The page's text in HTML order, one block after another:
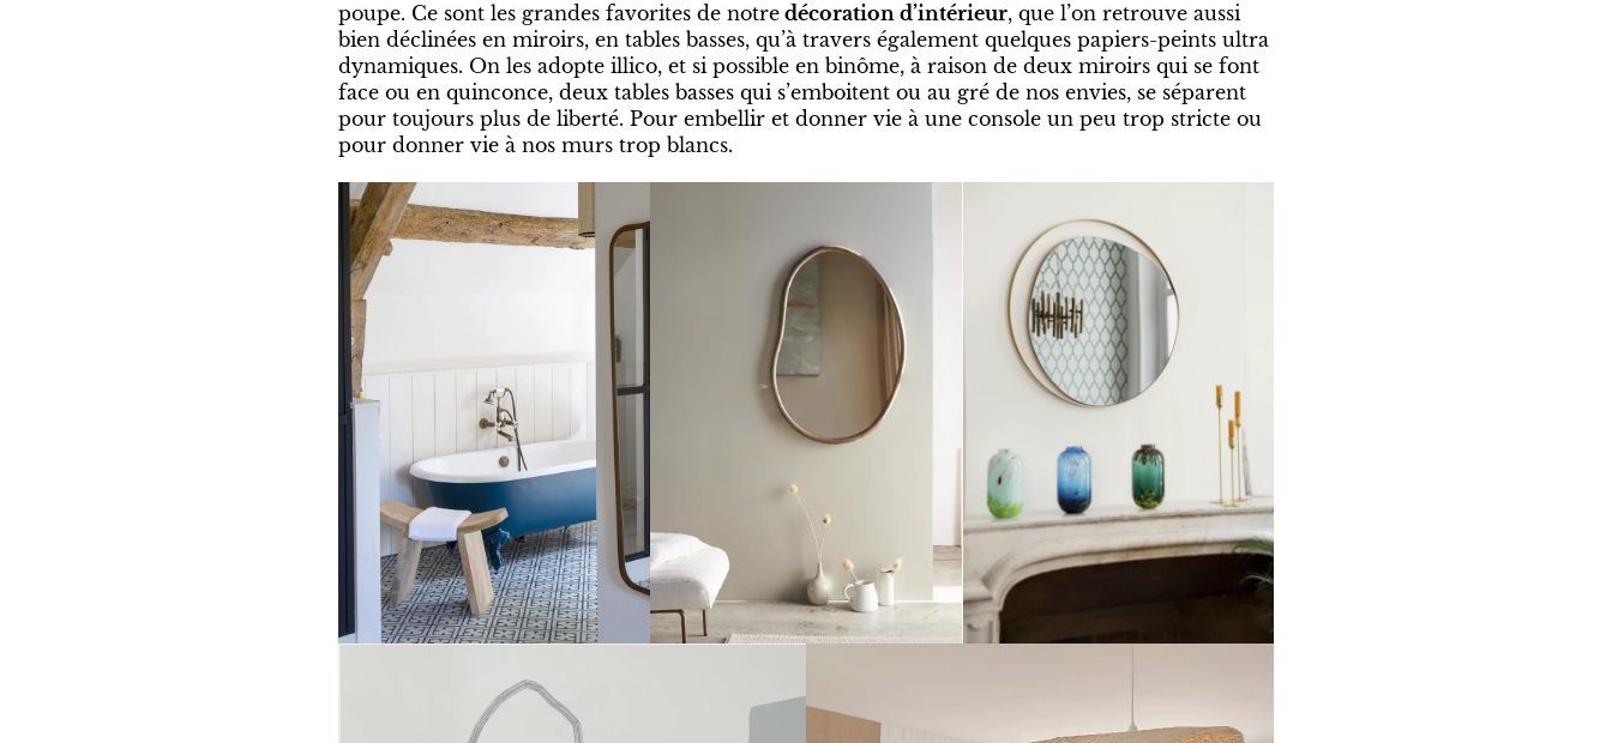
poupe. Ce sont les grandes favorites de notre décoration d’intérieur, que l’on retrouve aussi
bien déclinées en miroirs, en tables basses, qu’à travers également quelques papiers-peints ultra
dynamiques. On les adopte illico, et si possible en binôme, à raison de deux miroirs qui se font
face ou en quinconce, deux tables basses qui s’emboitent ou au gré de nos envies, se séparent
pour toujours plus de liberté. Pour embellir et donner vie à une console un peu trop stricte ou
pour donner vie à nos murs trop blancs.